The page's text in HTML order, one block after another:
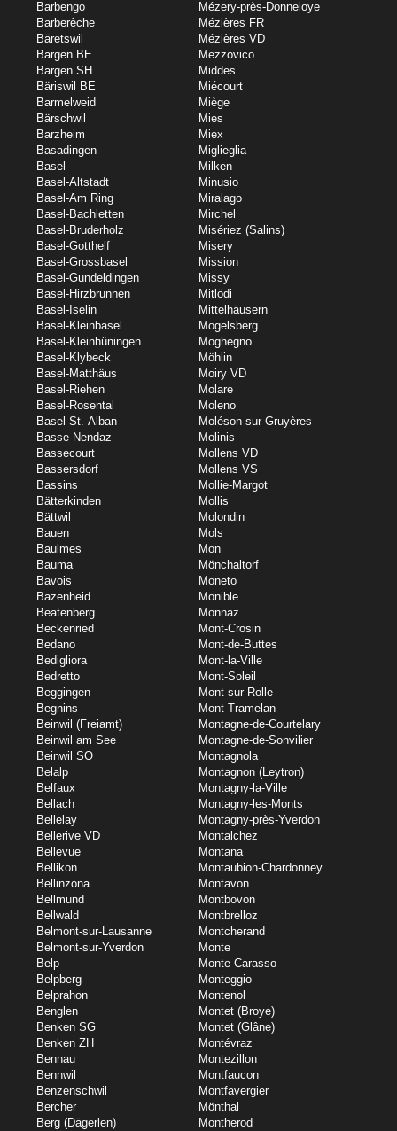
Barbengo
Barberêche
Bäretswil
Bargen BE
Bargen SH
Bäriswil BE
Barmelweid
Bärschwil
Barzheim
Basadingen
Basel
Basel-Altstadt
Basel-Am Ring
Basel-Bachletten
Basel-Bruderholz
Basel-Gotthelf
Basel-Grossbasel
Basel-Gundeldingen
Basel-Hirzbrunnen
Basel-Iselin
Basel-Kleinbasel
Basel-Kleinhüningen
Basel-Klybeck
Basel-Matthäus
Basel-Riehen
Basel-Rosental
Basel-St. Alban
Basse-Nendaz
Bassecourt
Bassersdorf
Bassins
Bätterkinden
Bättwil
Bauen
Baulmes
Bauma
Bavois
Bazenheid
Beatenberg
Beckenried
Bedano
Bedigliora
Bedretto
Beggingen
Begnins
Beinwil (Freiamt)
Beinwil am See
Beinwil SO
Belalp
Belfaux
Bellach
Bellelay
Bellerive VD
Bellevue
Bellikon
Bellinzona
Bellmund
Bellwald
Belmont-sur-Lausanne
Belmont-sur-Yverdon
Belp
Belpberg
Belprahon
Benglen
Benken SG
Benken ZH
Bennau
Bennwil
Benzenschwil
Bercher
Berg (Dägerlen)
Mézery-près-Donneloye
Mézières FR
Mézières VD
Mezzovico
Middes
Miécourt
Miège
Mies
Miex
Miglieglia
Milken
Minusio
Miralago
Mirchel
Misériez (Salins)
Misery
Mission
Missy
Mitlödi
Mittelhäusern
Mogelsberg
Moghegno
Möhlin
Moiry VD
Molare
Moleno
Moléson-sur-Gruyères
Molinis
Mollens VD
Mollens VS
Mollie-Margot
Mollis
Molondin
Mols
Mon
Mönchaltorf
Moneto
Monible
Monnaz
Mont-Crosin
Mont-de-Buttes
Mont-la-Ville
Mont-Soleil
Mont-sur-Rolle
Mont-Tramelan
Montagne-de-Courtelary
Montagne-de-Sonvilier
Montagnola
Montagnon (Leytron)
Montagny-la-Ville
Montagny-les-Monts
Montagny-près-Yverdon
Montalchez
Montana
Montaubion-Chardonney
Montavon
Montbovon
Montbrelloz
Montcherand
Monte
Monte Carasso
Monteggio
Montenol
Montet (Broye)
Montet (Glâne)
Montévraz
Montezillon
Montfaucon
Montfavergier
Mönthal
Montherod